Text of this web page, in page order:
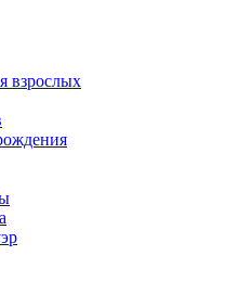
взрослых